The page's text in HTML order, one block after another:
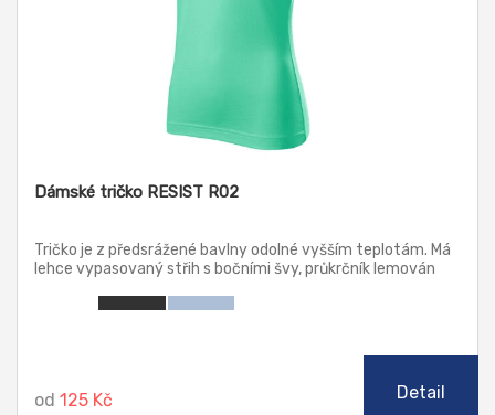
Dámské tričko RESIST R02
Tričko je z předsrážené bavlny odolné vyšším teplotám. Má
lehce vypasovaný střih s bočními švy, průkrčník lemován
rukávy kratší délky.
od 125 Kč Detail